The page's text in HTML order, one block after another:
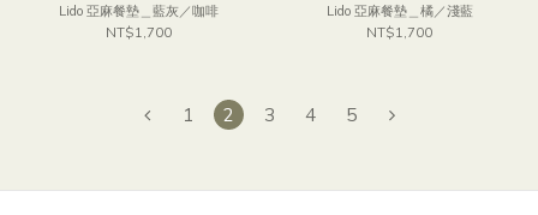
Lido 亞麻餐墊＿藍灰／咖啡
NT$1,700
Lido 亞麻餐墊＿橘／淺藍
NT$1,700
1 2 3 4 5